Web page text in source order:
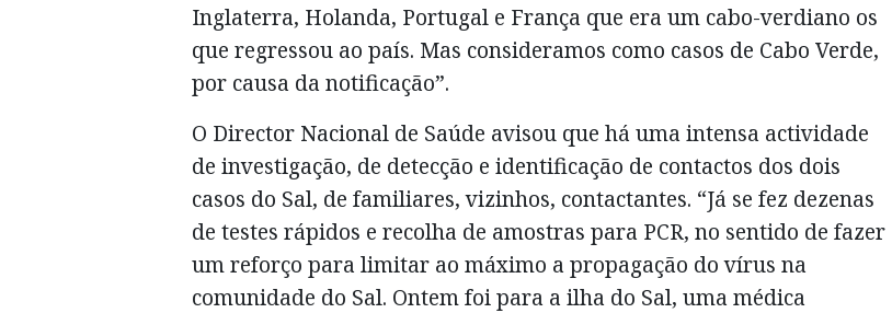
Inglaterra, Holanda, Portugal e França que era um cabo-verdiano os
que regressou ao país. Mas consideramos como casos de Cabo Verde,
por causa da notificação”.
O Director Nacional de Saúde avisou que há uma intensa actividade
de investigação, de detecção e identificação de contactos dos dois
casos do Sal, de familiares, vizinhos, contactantes. “Já se fez dezenas
de testes rápidos e recolha de amostras para PCR, no sentido de fazer
um reforço para limitar ao máximo a propagação do vírus na
comunidade do Sal. Ontem foi para a ilha do Sal, uma médica